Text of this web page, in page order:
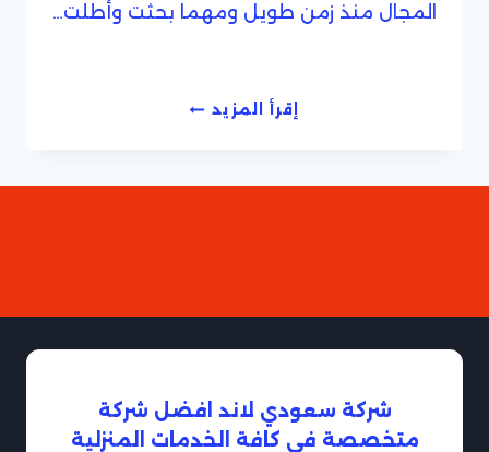
المجال منذ زمن طويل ومهما بحثت وأطلت…
إقرأ المزيدشركة
شركة سعودي لاند افضل شركة
متخصصة فى كافة الخدمات المنزلية